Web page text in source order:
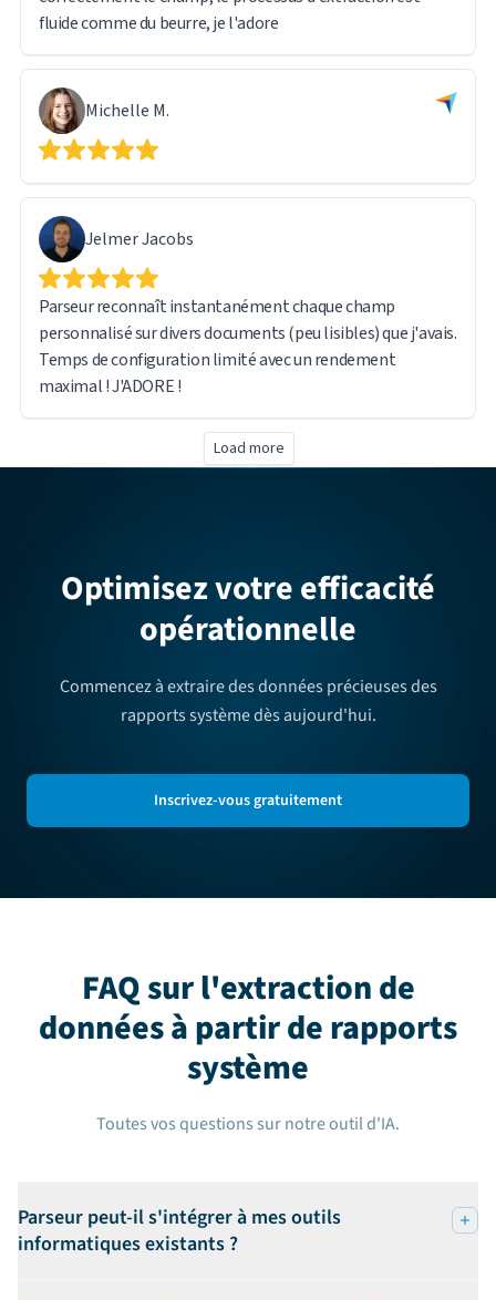
fluide comme du beurre, je l'adore
Michelle M.
Jelmer Jacobs
Parseur reconnaît instantanément chaque champ
personnalisé sur divers documents (peu lisibles) que j'avais.
Temps de configuration limité avec un rendement
maximal ! J'ADORE !
Load more
Optimisez votre efficacité
opérationnelle
Commencez à extraire des données précieuses des
rapports système dès aujourd'hui.
Inscrivez-vous gratuitement
FAQ sur l'extraction de
données à partir de rapports
système
Toutes vos questions sur notre outil d'IA.
Parseur peut-il s'intégrer à mes outils
informatiques existants ?